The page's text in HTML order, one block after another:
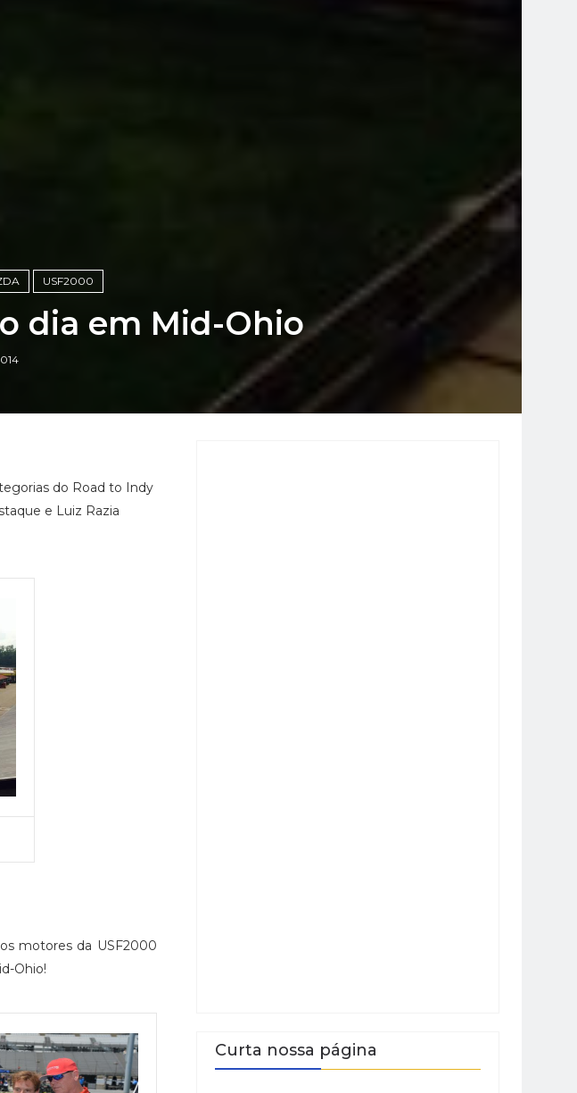
USF2000
dia em Mid-Ohio
do Road to Indy
e Luiz Razia
motores da USF2000
Ohio!
Curta nossa página